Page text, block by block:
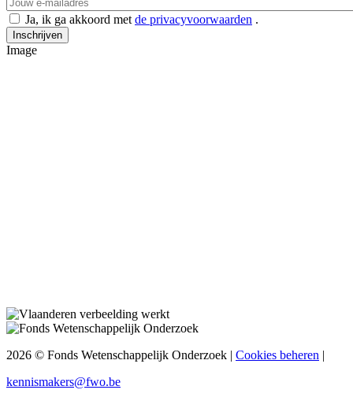
Ja, ik ga akkoord met de privacyvoorwaarden .
Image
2026 © Fonds Wetenschappelijk Onderzoek | Cookies beheren |
kennismakers@fwo.be